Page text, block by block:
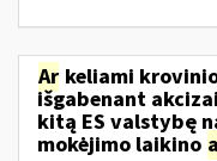
Ar keliami
išgabenant
kitą ES valstybę
mokėjimo laikino